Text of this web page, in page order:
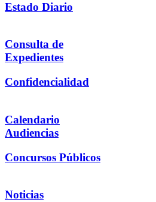
Estado Diario
Consulta de
Expedientes
Confidencialidad
Calendario
Audiencias
Concursos Públicos
Noticias